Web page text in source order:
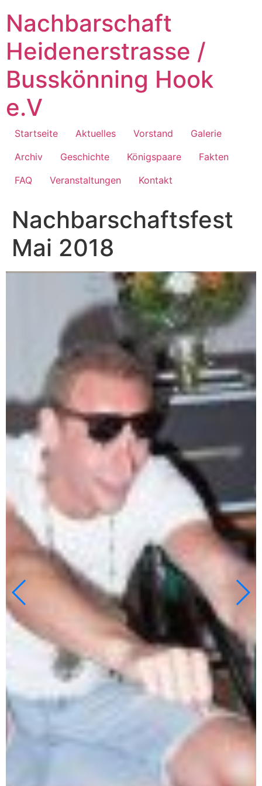
Inhalt
springen
Nachbarschaft
Heidenerstrasse /
Busskönning Hook
e.V
Startseite Aktuelles Vorstand
Galerie
Archiv
Geschichte Königspaare
Fakten
FAQ
Veranstaltungen Kontakt
Nachbarschaftsfest
Mai 2018